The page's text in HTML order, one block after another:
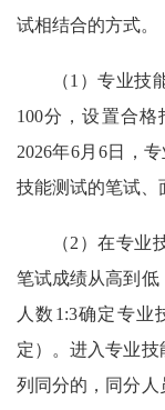
试相结合的方式。
（1）专业技
100分，设置合格
2026年6月6日，
技能测试的笔试、
（2）在专
笔试成绩从高到
人数1:3确定专
定）。进入专业
列同分的，同分